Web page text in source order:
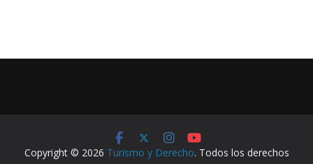
Copyright © 2026 Turismo y Derecho. Todos los derechos